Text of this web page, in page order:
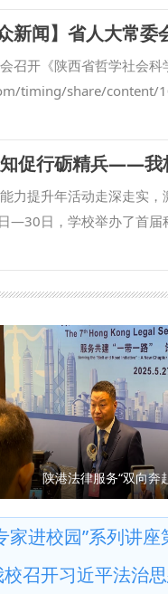
是国家涉外法治工作的
绕中国检察学自主知识
合作。在最高人民检察
稳步推进，已在区域国别
，将高质量推进涉外检
，建立常态化研究协作
外检察智库。 刘志远表
在涉外法治领域取得了
网站建设，编译东盟国
台。 刘志远与我校刑事
入试运行阶段。 学校发
、民商法学院、经济法
学院）、公安学院（公
亚法律查明中心、涉外
余人参加会议。 （供稿
召开《陕西省哲学社会
timing/share/content/
展促进条例》（以下简
朝琦，陕西省哲学社会
条例》进行解读。 问：
神阐释研究。加强秦岭
研究。这条中对于伟大
金精神、西迁精神，都
位列2021年国庆节前夕
别列举这些伟大精神，
源、鲜明的研究特色、
发展和国家重大战略需
》对新型智库建设作出
平台？ 袁祖社：陕西省
优势，汇聚全省哲学社
心将贯彻落实《条例》
焦延安精神、照金精神
哲学社会科学研究中心
献力量。 问：《条例》
确、高效协同的科研诚信
促行砺精兵——我
力提升年活动走深走实
—30日，学校举办了首届
素质能力大赛，面向全
、肯干”的干部核心素
会通过笔试方式进行，
社会主义思想、党内法
的应急处突本领、组织
部不断深化党的创新理
大动力。 “本次比赛不仅
一步强化了政治理论素
习发展的坐标轴，提升
”参赛选手李伟弟说。
部署推动，形成了广大
领导、有关职能部门负
绕模拟设置的各类问题
力。经过三个环节的激烈
陕港法律服务“双向奔
家进校园”系列讲
召开习近平法治